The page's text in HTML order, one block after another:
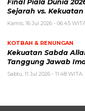
Final Piala Dunia
Sejarah vs. Kekuatan
Kamis, 16 Jul 2026 - 06:45
KOTBAH & RENUNGAN
Kekuatan Sabda
Tanggung Jawab
Sabtu, 11 Jul 2026 - 11:48 WITA